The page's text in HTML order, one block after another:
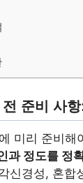
준비 사
미리 준비
과 정도를 정
신경성, 혼합